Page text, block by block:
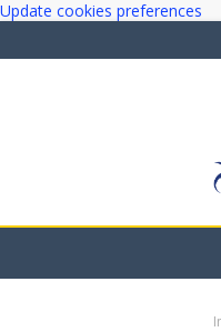
Update cookies preferences